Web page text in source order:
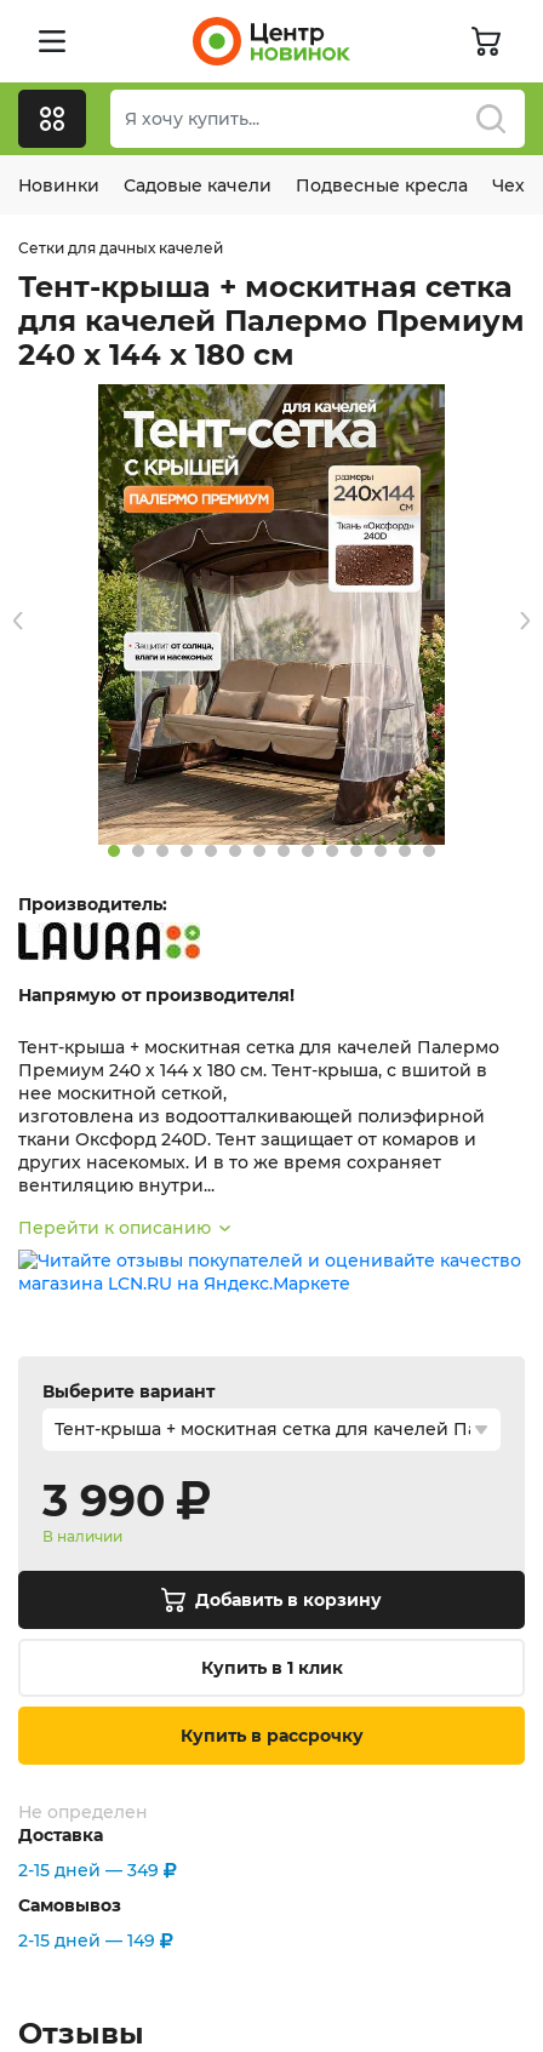
Новинки Садовые качели Подвесные кресла
Сетки для дачных качелей
Тент-крыша + москитная сетка
для качелей Палермо Премиум
240 х 144 х 180 см
Производитель:
Напрямую от производителя!
Тент-крыша + москитная сетка для качелей Палермо
Премиум 240 х 144 х 180 см. Тент-крыша, с вшитой в
нее москитной сеткой,
изготовлена из водоотталкивающей полиэфирной
ткани Оксфорд 240D. Тент защищает от комаров и
других насекомых. И в то же время сохраняет
вентиляцию внутри...
Перейти к описанию
Выберите вариант
3 990
В наличии
Добавить в корзину
Купить в 1 клик
Купить в рассрочку
Не определен
Доставка
2-15 дней — 349
Самовывоз
2-15 дней — 149
Отзывы